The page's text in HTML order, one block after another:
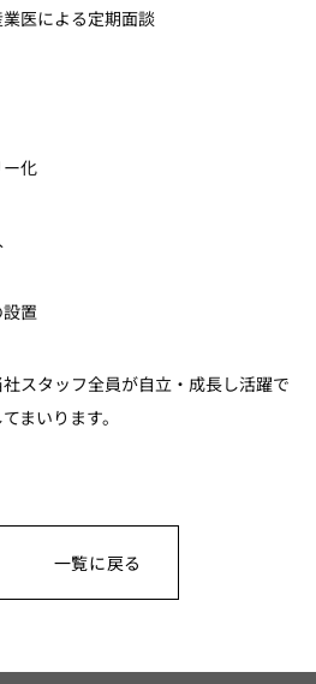
医による定期面談
化
置
スタッフ全員が自立・成長し活躍で
まいります。
一覧に戻る